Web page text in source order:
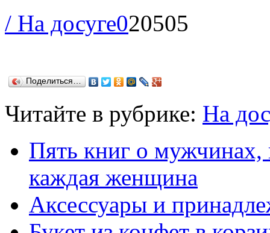
/ На досуге020505
Поделиться…
Читайте в рубрике: На
Пять книг о мужчинах,
каждая женщина
Аксессуары и